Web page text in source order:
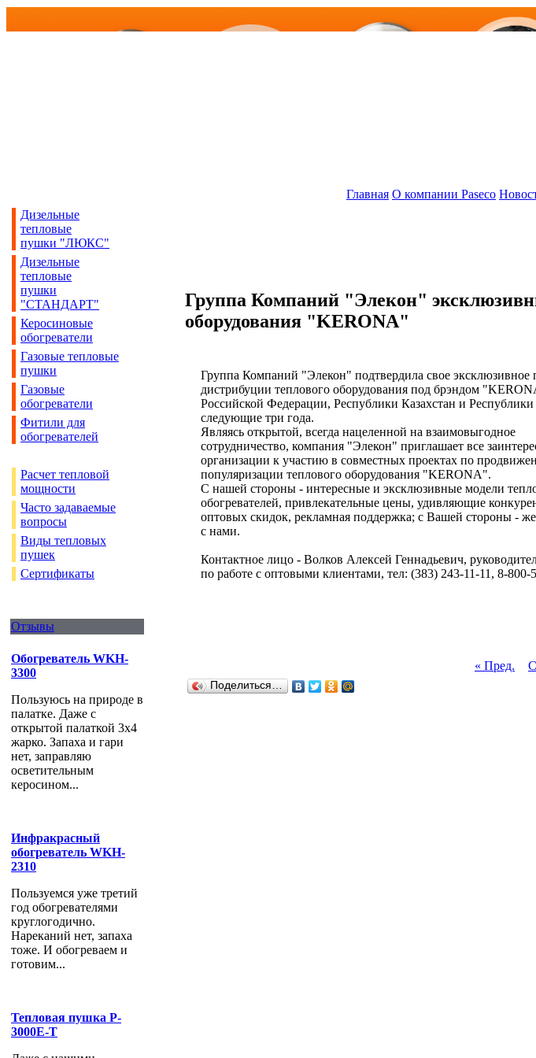
Главная О компании Paseco
Дизельные
тепловые
пушки "ЛЮКС"
Дизельные
тепловые
пушки
"СТАНДАРТ"
Керосиновые
обогреватели
Газовые тепловые
пушки
Газовые
обогреватели
Фитили для
обогревателей
Расчет тепловой
мощности
Часто задаваемые
вопросы
Виды тепловых
пушек
Сертификаты
Отзывы
Обогреватель WKH-
3300
Пользуюсь на природе в
палатке. Даже с
открытой палаткой 3х4
жарко. Запаха и гари
нет, заправляю
осветительным
керосином...
Инфракрасный
обогреватель WKH-
2310
Пользуемся уже третий
год обогревателями
круглогодично.
Нареканий нет, запаха
тоже. И обогреваем и
готовим...
Тепловая пушка P-
3000E-T
Группа Компаний "Элекон"
оборудования "KERONA"
Группа Компаний "Элекон" подтвердила свое эксклюзивное
дистрибуции теплового оборудования под брэндом
Российской Федерации, Республики Казахстан и Республики
следующие три года.
Являясь открытой, всегда нацеленной на взаимовыгодное
сотрудничество, компания "Элекон" приглашает все
организации к участию в совместных проектах по
популяризации теплового оборудования "KERONA".
C нашей стороны - интересные и эксклюзивные модели
обогревателей, привлекательные цены, удивляющие
оптовых скидок, рекламная поддержка; с Вашей стороны -
с нами.
Контактное лицо - Волков Алексей Геннадьевич,
по работе с оптовыми клиентами, тел: (383) 243-11-11, 8-800-
« Пред.
Поделиться…